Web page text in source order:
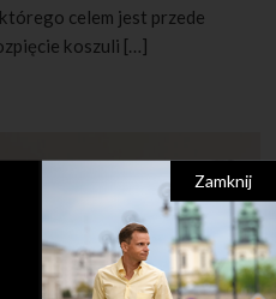
celem jest przede
koszuli […]
Zamknij